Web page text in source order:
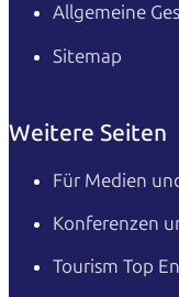
Allgemeine
Sitemap
Weitere Seiten
Für Medien
Konferenzen
Tourism Top